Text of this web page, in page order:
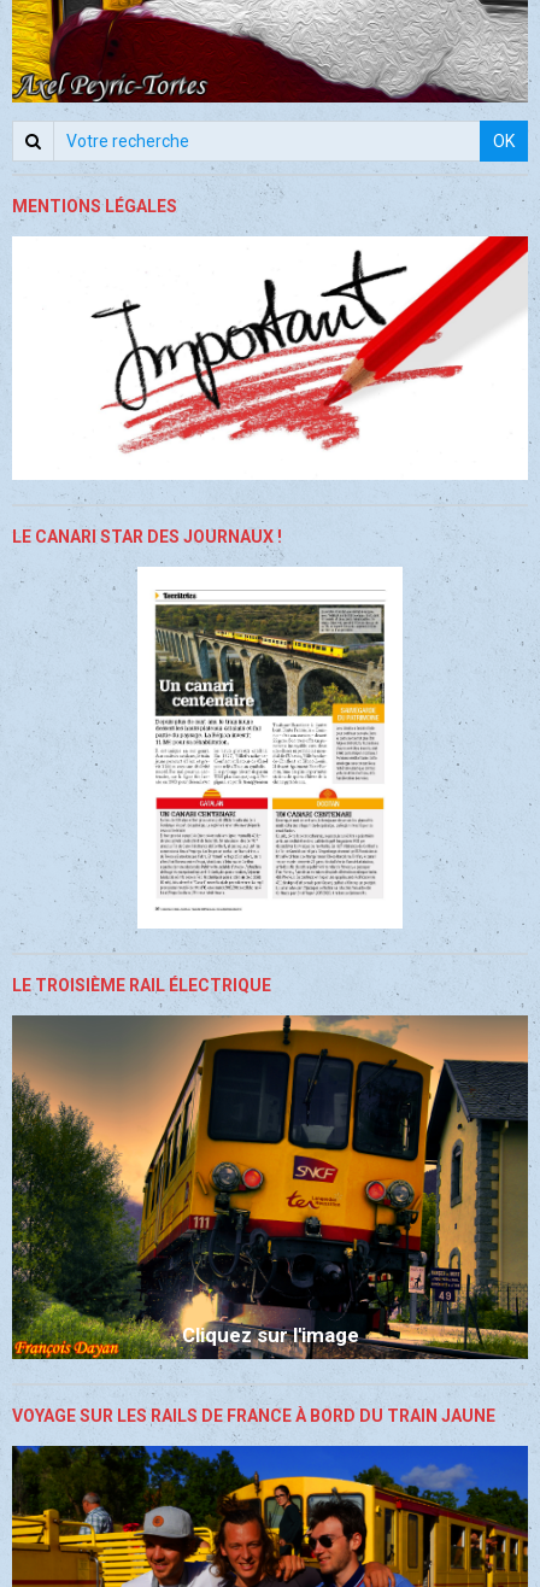
OK
MENTIONS LÉGALES
LE CANARI STAR DES JOURNAUX !
LE TROISIÈME RAIL ÉLECTRIQUE
Cliquez sur l'image
VOYAGE SUR LES RAILS DE FRANCE À BORD DU TRAIN JAUNE